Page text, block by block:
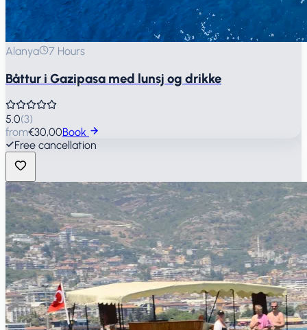
Alanya 7 Hours
Båttur i Gazipasa med lunsj og drikke
5.0(3)
from€30,00Book
Free cancellation